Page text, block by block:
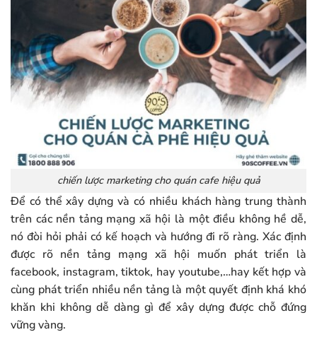
chiến lược marketing cho quán cafe hiệu quả
Để có thể xây dựng và có nhiều khách hàng trung thành
trên các nền tảng mạng xã hội là một điều không hề dễ,
nó đòi hỏi phải có kế hoạch và hướng đi rõ ràng. Xác định
được rõ nền tảng mạng xã hội muốn phát triển là
facebook, instagram, tiktok, hay youtube,…hay kết hợp và
cùng phát triển nhiều nền tảng là một quyết định khá khó
khăn khi không dễ dàng gì để xây dựng được chỗ đứng
vững vàng.